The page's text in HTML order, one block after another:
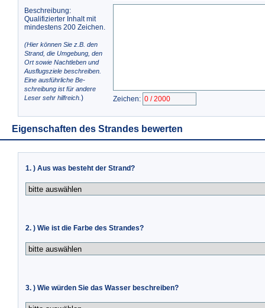
Beschreibung:
Qualifizierter Inhalt mit
mindestens 200 Zeichen.
(Hier können Sie z.B. den
Strand, die Umgebung, den
Ort sowie Nachtleben und
Ausflugsziele beschreiben.
Eine ausführliche Be-
schreibung ist für andere
Leser sehr hilfreich. ) Zeichen:
Eigenschaften des Strandes bewerten
1. ) Aus was besteht der Strand?
2. ) Wie ist die Farbe des Strandes?
3. ) Wie würden Sie das Wasser beschreiben?